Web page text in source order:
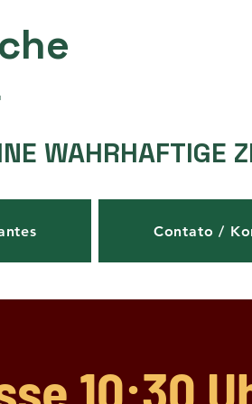
WAHRHAFTIGE
Contato /
10:30